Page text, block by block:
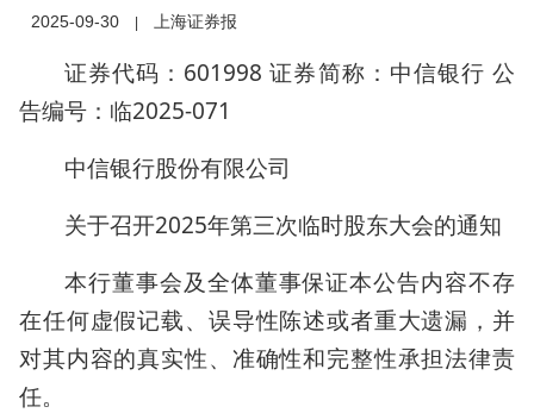
2025-09-30 上海证券报
证券代码：601998 证券简称：中信银行 公
告编号：临2025-071
中信银行股份有限公司
关于召开2025年第三次临时股东大会的通知
本行董事会及全体董事保证本公告内容不存
在任何虚假记载、误导性陈述或者重大遗漏，并
对其内容的真实性、准确性和完整性承担法律责
任。